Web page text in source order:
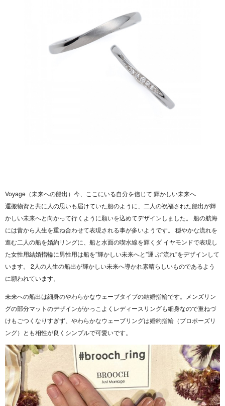
Voyage（未来への船出）今、ここにいる自分を信じて 輝かしい未来へ
運搬物資と共に人の思いも届けていた船のように、二人の祝福された船出が輝
かしい未来へと向かって行くように願いを込めてデザインしました。 船の航海
には昔から人生を重ね合わせて表現される事が多いようです。 穏やかな流れを
進む二人の船を婚約リングに、船と水面の喫水線を輝くダ イヤモンドで表現し
た女性用結婚指輪に男性用は船を”輝かしい未来へと”運 ぶ”流れ”をデザインして
います。 2人の人生の船出が輝かしい未来へ導かれ素晴らしいものであるよう
に願われています。
未来への船出は細身のやわらかなウェーブタイプの結婚指輪です。メンズリン
グの部分マットのデザインがかっこよくレディースリングも細身なので重ねづ
けもごつくなりすぎず、やわらかなウェーブリングは婚約指輪（プロポーズリ
ング）とも相性が良くシンプルで可愛いです。